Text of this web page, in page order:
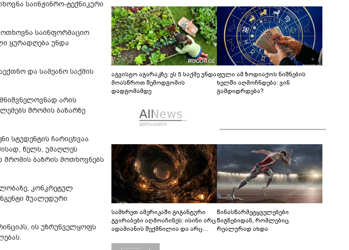
საინჟინრო-ტექნიკური
საინფორმაციო
ყურადღება უნდა
და სამეანო საქმის
არის
შრომის ბაზარზე
სტუდენტის ჩარიცხვაა
წელს, უმაღლეს
შრომის ბაზრის მოთხოვნებს
კონკრეტულ
შუალედური
ის უზრუნველყოფს
აგვისტო აგარაკზე: ეს 5 საქმე უნდა
მოასწროთ შემოდგომის
დადგომამდე
ფული ამ ზოდიაქოს ნიშნების
ხელში აღმოჩნდება: ვინ
გამდიდრდება?
სამხრეთ ამერიკაში გიგანტური
გვირაბები აღმოაჩინეს: ისინი არც
ადამიანის შექმნილია და არც
ლაბირინთები?
წინასწარმეტყველებები
წიგნებიდან, რომლებიც
რეალურად ახდა